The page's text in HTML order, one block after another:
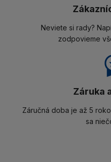
Neviete si rady?
zodpovieme
Záruka
Záručná doba je až 5
sa